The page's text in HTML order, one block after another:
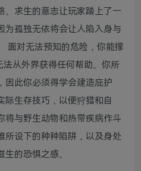
。求生的意志让玩家踏上了一
为孤独无依将会让人陷入身与
面对无法预知的危险，你能撑
从外界获得任何帮助。你所
因此你必须得学会建造庇护
际生存技巧，以便狩猎和自
将与野生动物和热带疾病作斗
所设下的种种陷阱，以及身处
的恐惧之感。